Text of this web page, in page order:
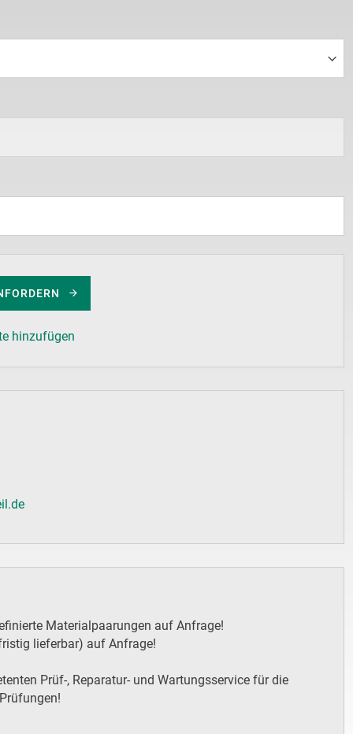
hinzufügen
Materialpaarungen auf Anfrage!
lieferbar) auf Anfrage!
Prüf-, Reparatur- und Wartungsservice für die